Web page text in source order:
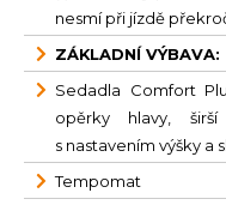
nesmí při jízdě
ZÁKLADNÍ VÝBAVA:
Sedadla Comfort
opěrky hlavy,
s nastavením výšky a
Tempomat